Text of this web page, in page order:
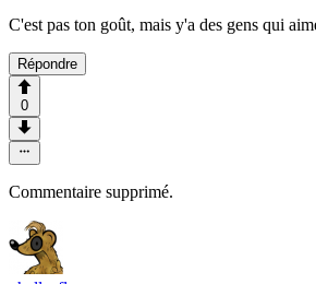
C'est pas ton goût, mais y'a des gens qui
Répondre
0
Commentaire supprimé.